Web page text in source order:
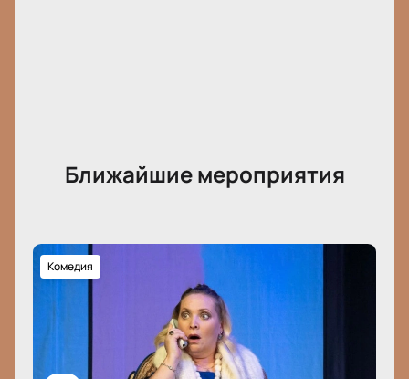
Ближайшие мероприятия
Комедия